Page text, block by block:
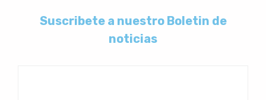
Suscribete a nuestro Boletin de
noticias